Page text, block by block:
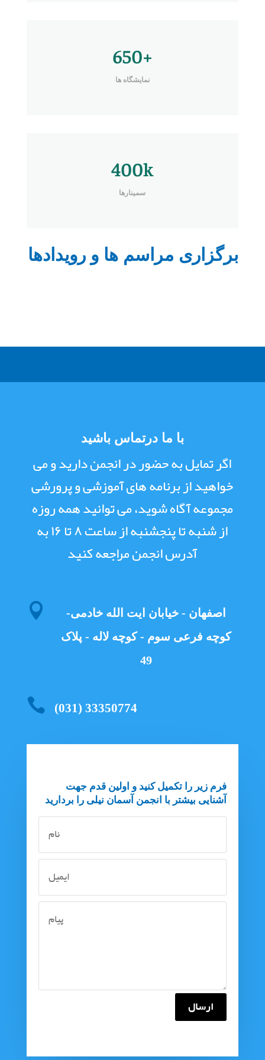
650+
نمایشگاه ها
400k
سمینارها
برگزاری مراسم ها و رویدادها
با ما درتماس باشید
اگر تمایل به حضور در انجمن دارید و می
خواهید از برنامه های آموزشی و پرورشی
مجموعه آگاه شوید، می توانید همه روزه
از شنبه تا پنجشنبه از ساعت ۸ تا ۱۶ به
آدرس انجمن مراجعه کنید

اصفهان - خیابان ایت الله خادمی-
کوچه فرعی سوم - کوچه لاله - پلاک
49
 (031) 33350774
فرم زیر را تکمیل کنید و اولین قدم جهت
آشنایی بیشتر با انجمن آسمان نیلی را بردارید
ارسال